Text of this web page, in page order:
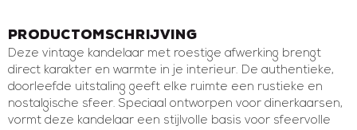
Productomschrijving
Deze vintage kandelaar met roestige afwerking brengt
direct karakter en warmte in je interieur. De authentieke,
doorleefde uitstaling geeft elke ruimte een rustieke en
nostalgische sfeer. Speciaal ontworpen voor dinerkaarsen,
vormt deze kandelaar een stijlvolle basis voor sfeervolle